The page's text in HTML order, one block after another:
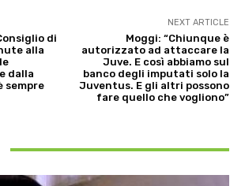
di
alla
dalla
sempre
NEXT ARTICLE
Moggi: “Chiunque è
autorizzato ad attaccare la
Juve. E così abbiamo sul
banco degli imputati solo la
Juventus. E gli altri possono
fare quello che vogliono”